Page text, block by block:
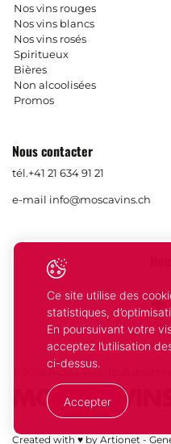
Nos vins rouges
Nos vins blancs
Nos vins rosés
Spiritueux
Bières
Non alcoolisées
Promos
Nous contacter
tél.+41 21 634 91 21
e-mail info@moscavins.ch
© 2026 Mosca Vins. Tous droits
Created with ♥ by Artionet -
Votre
Ce site utilise des
statistiques,
En poursuivant votre
acceptez l’utilisation
ci-dessus.
Accepter